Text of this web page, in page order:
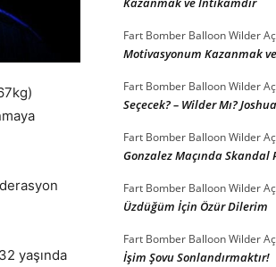
yaşında
Fart Bomber Balloon Wilder
Motivasyonum Kazanmak
Fart Bomber Balloon Wilder
Seçecek? – Wilder Mı?
Fart Bomber Balloon Wilder
Gonzalez Maçında Skandal
Fart Bomber Balloon Wilder
Üzdüğüm İçin Özür Dilerim
Fart Bomber Balloon Wilder
İşim Şovu Sonlandırmaktır!